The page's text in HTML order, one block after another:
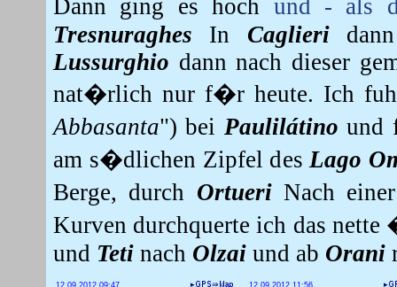
Dann ging es hoch und - als
Tresnuraghes
In Caglieri
Lussurghio dann nach dieser
nat�rlich nur f�r heute. Ich
Abbasanta") bei Paulilátino und
am s�dlichen Zipfel desLago
Berge, durch OrtueriNach
Kurven durchquerte ich das
und Teti nach Olzai und ab Orani
12.09.2012 09:47 12.09.2012 11:56